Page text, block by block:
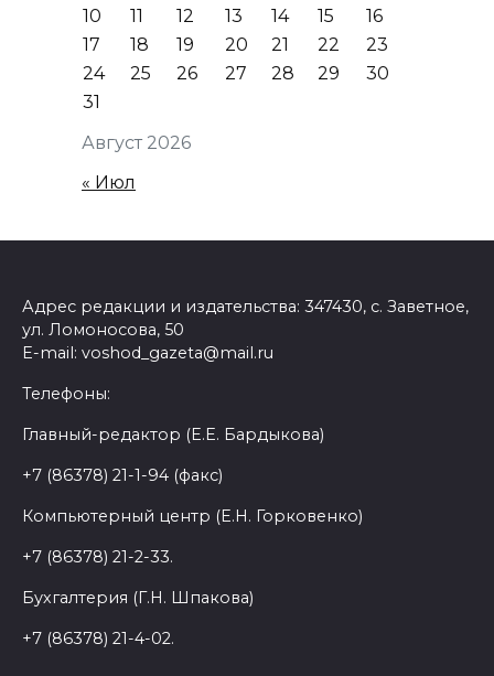
Август 2026
10
11 12 13 14 15
16
17
18 19 20 21 22
23
24
25 26 27 28 29
30
31
« Июл
Адрес редакции и издательства: 347430, с. Заветное,
ул. Ломоносова, 50
E-mail: voshod_gazeta@mail.ru
Телефоны:
Главный-редактор (Е.Е. Бардыкова)
+7 (86378) 21-1-94 (факс)
Компьютерный центр (Е.Н. Горковенко)
+7 (86378) 21-2-33.
Бухгалтерия (Г.Н. Шпакова)
+7 (86378) 21-4-02.